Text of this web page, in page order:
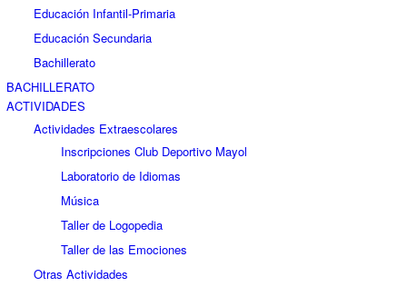
Educación Infantil-Primaria
Educación Secundaria
Bachillerato
BACHILLERATO
ACTIVIDADES
Actividades Extraescolares
Inscripciones Club Deportivo Mayol
Laboratorio de Idiomas
Música
Taller de Logopedia
Taller de las Emociones
Otras Actividades